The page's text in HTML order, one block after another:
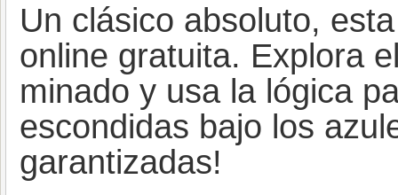
Un clásico absoluto,
online gratuita. Explora
minado y usa la lógica
escondidas bajo los
garantizadas!